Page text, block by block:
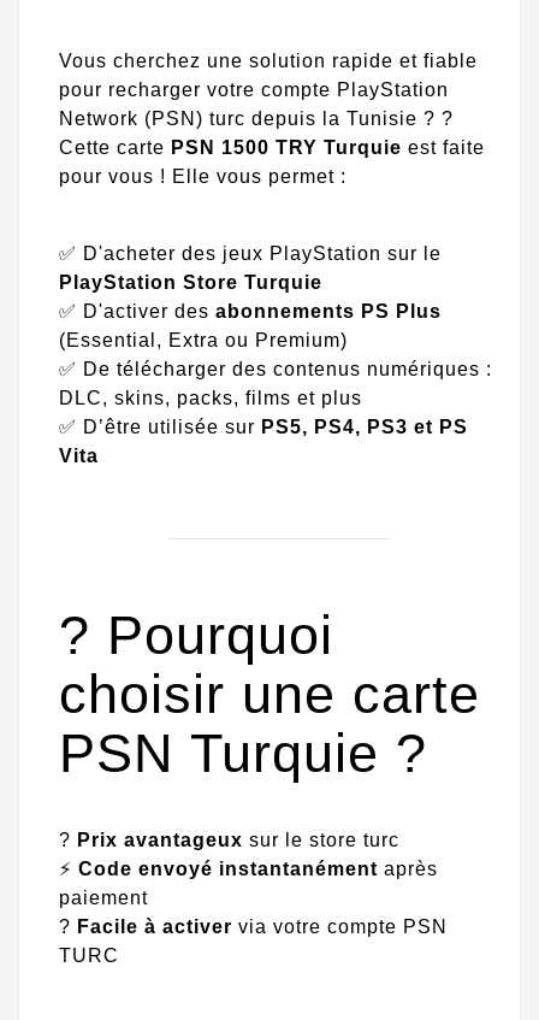
Vous cherchez une solution rapide et fiable
pour recharger votre compte PlayStation
Network (PSN) turc depuis la Tunisie ? ?
Cette carte PSN 1500 TRY Turquie est faite
pour vous ! Elle vous permet :
✅ D'acheter des jeux PlayStation sur le
PlayStation Store Turquie
✅ D'activer des abonnements PS Plus
(Essential, Extra ou Premium)
✅ De télécharger des contenus numériques :
DLC, skins, packs, films et plus
✅ D’être utilisée sur PS5, PS4, PS3 et PS
Vita
? Pourquoi
choisir une carte
PSN Turquie ?
? Prix avantageux sur le store turc
⚡ Code envoyé instantanément après
paiement
? Facile à activer via votre compte PSN
TURC